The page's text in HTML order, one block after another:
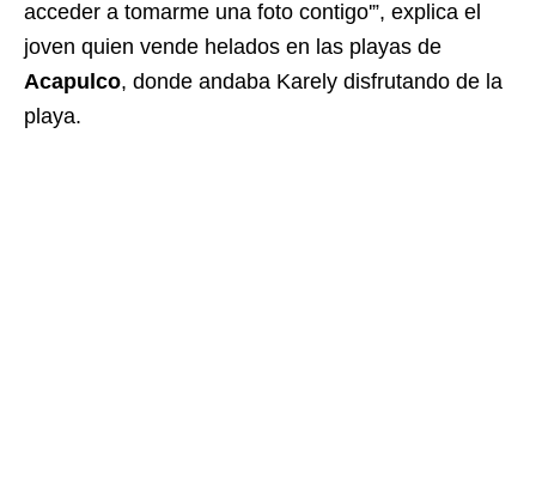
acceder a tomarme una foto contigo'”, explica el
joven quien vende helados en las playas de
Acapulco, donde andaba Karely disfrutando de la
playa.